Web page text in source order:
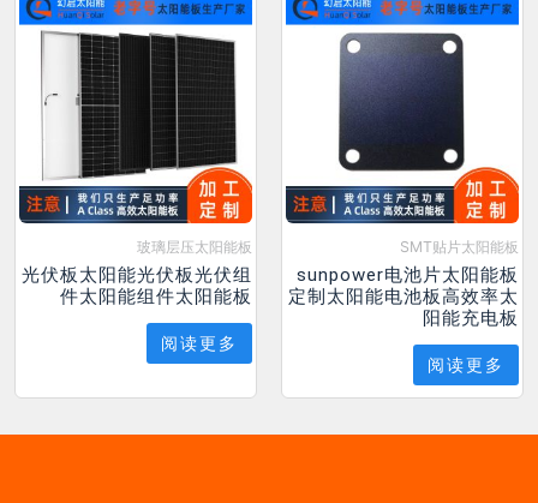
玻璃层压太阳能板
光伏板太阳能光伏板光伏组
件太阳能组件太阳能板
阅读更多
SMT贴片太阳能板
sunpower电池片太阳能板
定制太阳能电池板高效率太
阳能充电板
阅读更多